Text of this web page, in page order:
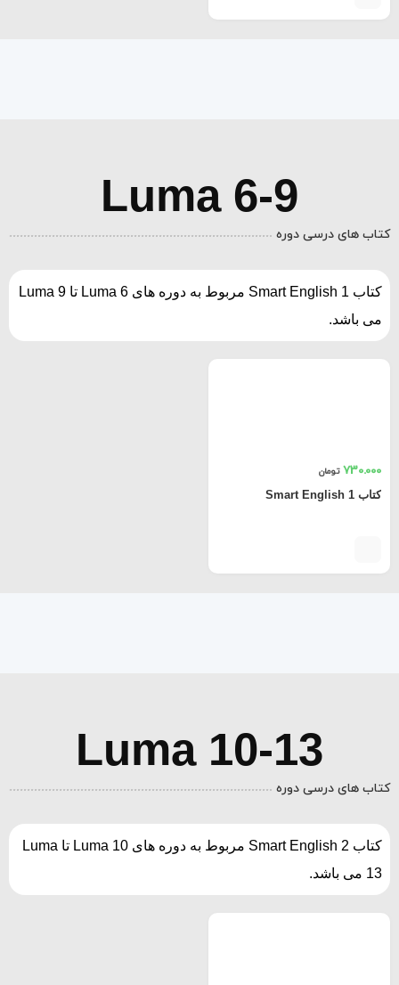
Luma 6-9
کتاب های درسی دوره
کتاب Smart English 1 مربوط به دوره های Luma 6 تا Luma 9
می باشد.
730.000 تومان
کتاب Smart English 1
Luma 10-13
کتاب های درسی دوره
کتاب Smart English 2 مربوط به دوره های Luma 10 تا Luma
13 می باشد.